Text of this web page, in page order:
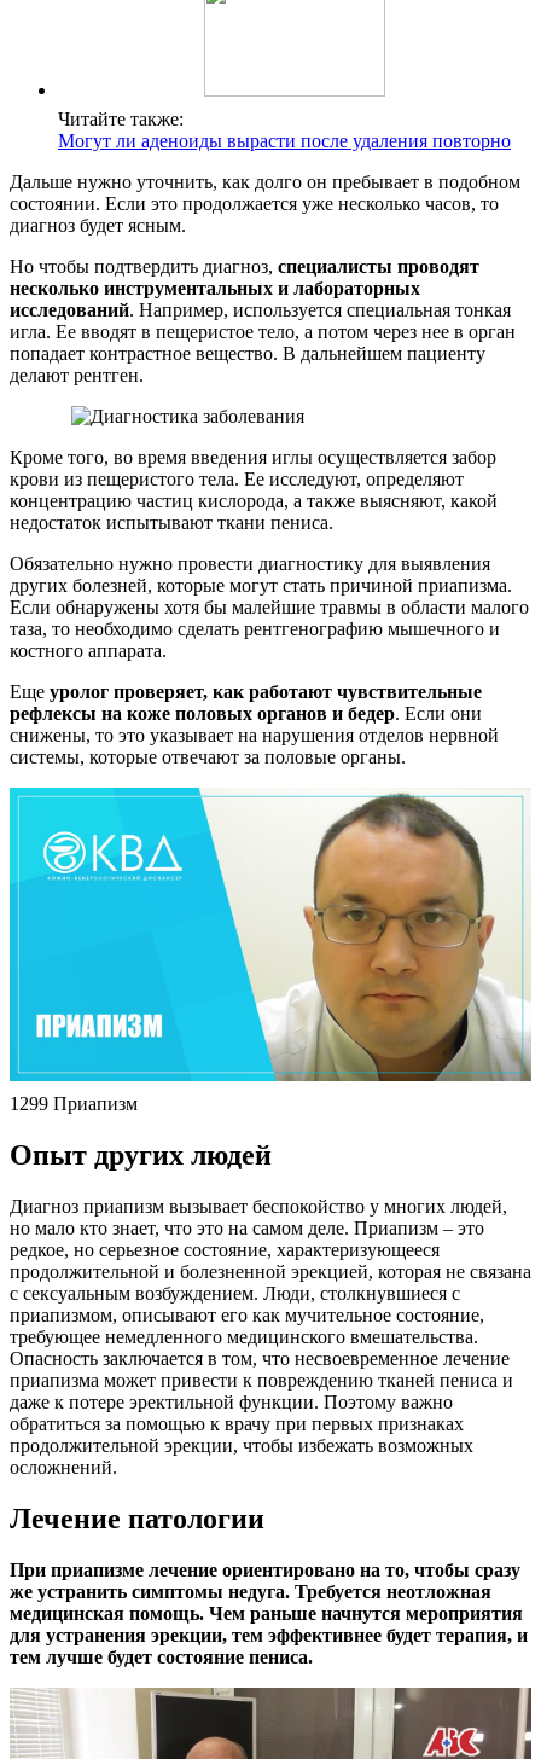
Читайте также:
Могут ли аденоиды вырасти после удаления повторно
Дальше нужно уточнить, как долго он пребывает в подобном
состоянии. Если это продолжается уже несколько часов, то
диагноз будет ясным.
Но чтобы подтвердить диагноз, специалисты проводят
несколько инструментальных и лабораторных
исследований. Например, используется специальная тонкая
игла. Ее вводят в пещеристое тело, а потом через нее в орган
попадает контрастное вещество. В дальнейшем пациенту
делают рентген.
Кроме того, во время введения иглы осуществляется забор
крови из пещеристого тела. Ее исследуют, определяют
концентрацию частиц кислорода, а также выясняют, какой
недостаток испытывают ткани пениса.
Обязательно нужно провести диагностику для выявления
других болезней, которые могут стать причиной приапизма.
Если обнаружены хотя бы малейшие травмы в области малого
таза, то необходимо сделать рентгенографию мышечного и
костного аппарата.
Еще уролог проверяет, как работают чувствительные
рефлексы на коже половых органов и бедер. Если они
снижены, то это указывает на нарушения отделов нервной
системы, которые отвечают за половые органы.
1299 Приапизм
Опыт других людей
Диагноз приапизм вызывает беспокойство у многих людей,
но мало кто знает, что это на самом деле. Приапизм – это
редкое, но серьезное состояние, характеризующееся
продолжительной и болезненной эрекцией, которая не связана
с сексуальным возбуждением. Люди, столкнувшиеся с
приапизмом, описывают его как мучительное состояние,
требующее немедленного медицинского вмешательства.
Опасность заключается в том, что несвоевременное лечение
приапизма может привести к повреждению тканей пениса и
даже к потере эректильной функции. Поэтому важно
обратиться за помощью к врачу при первых признаках
продолжительной эрекции, чтобы избежать возможных
осложнений.
Лечение патологии
При приапизме лечение ориентировано на то, чтобы сразу
же устранить симптомы недуга. Требуется неотложная
медицинская помощь. Чем раньше начнутся мероприятия
для устранения эрекции, тем эффективнее будет терапия, и
тем лучше будет состояние пениса.